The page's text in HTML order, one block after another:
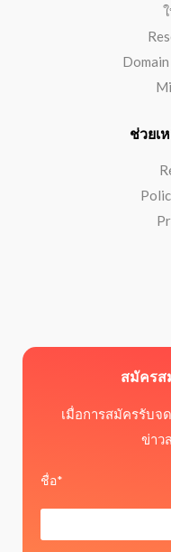
ช่วยเ
สมัครส
เมื่อการสมัครรับจ
ข่าว
ชื่อ*